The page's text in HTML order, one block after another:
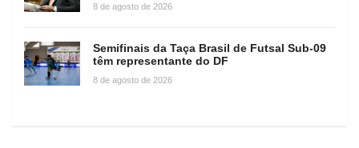
8 de agosto de 2026
Semifinais da Taça Brasil de Futsal Sub-09
têm representante do DF
8 de agosto de 2026